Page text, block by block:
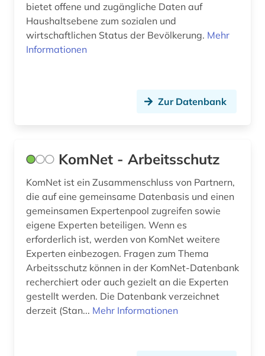
bietet offene und zugängliche Daten auf
Haushaltsebene zum sozialen und
wirtschaftlichen Status der Bevölkerung. Mehr
Informationen
Zur Datenbank
KomNet - Arbeitsschutz
KomNet ist ein Zusammenschluss von Partnern,
die auf eine gemeinsame Datenbasis und einen
gemeinsamen Expertenpool zugreifen sowie
eigene Experten beteiligen. Wenn es
erforderlich ist, werden von KomNet weitere
Experten einbezogen. Fragen zum Thema
Arbeitsschutz können in der KomNet-Datenbank
recherchiert oder auch gezielt an die Experten
gestellt werden. Die Datenbank verzeichnet
derzeit (Stan... Mehr Informationen